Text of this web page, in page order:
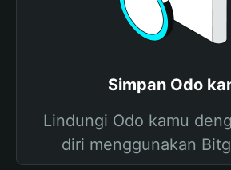
Simpan Odo
Lindungi Odo kamu
diri menggunakan